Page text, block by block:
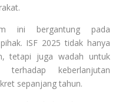
ini bergantung pada
ISF 2025 tidak hanya
tetapi juga wadah untuk
keberlanjutan
sepanjang tahun.